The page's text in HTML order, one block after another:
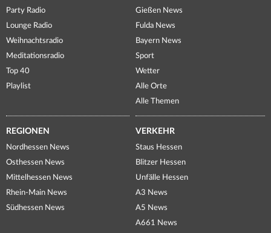
Party Radio
Lounge Radio
Weihnachtsradio
Meditationsradio
Top 40
Playlist
Gießen News
Fulda News
Bayern News
Sport
Wetter
Alle Orte
Alle Themen
REGIONEN
Nordhessen News
Osthessen News
Mittelhessen News
Rhein-Main News
Südhessen News
VERKEHR
Staus Hessen
Blitzer Hessen
Unfälle Hessen
A3 News
A5 News
A661 News